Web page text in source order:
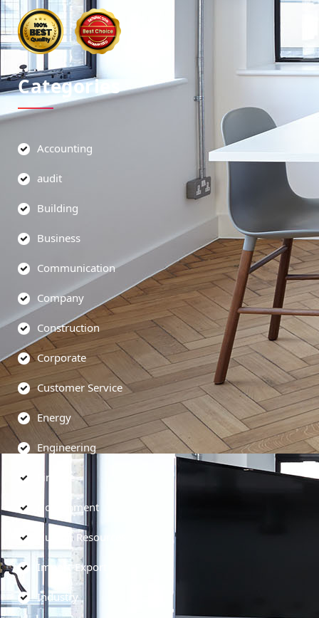
Categories
Accounting
audit
Building
Business
Communication
Company
Construction
Corporate
Customer Service
Energy
Engineering
Finance
Government
Human Resources
Import-Export
Industry